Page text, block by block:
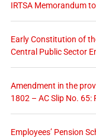
IRTSA Memorandum
Early Constitution of
Central Public Sector
Amendment in the
1802 – AC Slip No.
Employees’ Pension